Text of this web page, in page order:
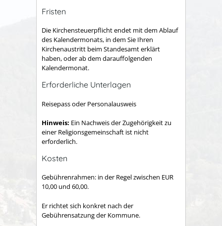
Fristen
Die Kirchensteuerpflicht endet mit dem Ablauf
des Kalendermonats, in dem Sie Ihren
Kirchenaustritt beim Standesamt erklärt
haben, oder ab dem darauffolgenden
Kalendermonat.
Erforderliche Unterlagen
Reisepass oder Personalausweis
Hinweis: Ein Nachweis der Zugehörigkeit zu
einer Religionsgemeinschaft ist nicht
erforderlich.
Kosten
Gebührenrahmen: in der Regel zwischen EUR
10,00 und 60,00.
Er richtet sich konkret nach der
Gebührensatzung der Kommune.